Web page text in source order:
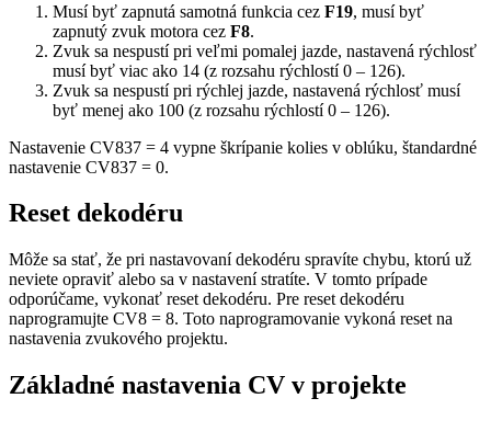
Musí byť zapnutá samotná funkcia cez F19, musí byť
zapnutý zvuk motora cez F8.
Zvuk sa nespustí pri veľmi pomalej jazde, nastavená rýchlosť
musí byť viac ako 14 (z rozsahu rýchlostí 0 – 126).
Zvuk sa nespustí pri rýchlej jazde, nastavená rýchlosť musí
byť menej ako 100 (z rozsahu rýchlostí 0 – 126).
Nastavenie CV837 = 4 vypne škrípanie kolies v oblúku, štandardné
nastavenie CV837 = 0.
Reset dekodéru
Môže sa stať, že pri nastavovaní dekodéru spravíte chybu, ktorú už
neviete opraviť alebo sa v nastavení stratíte. V tomto prípade
odporúčame, vykonať reset dekodéru. Pre reset dekodéru
naprogramujte CV8 = 8. Toto naprogramovanie vykoná reset na
nastavenia zvukového projektu.
Základné nastavenia CV v projekte